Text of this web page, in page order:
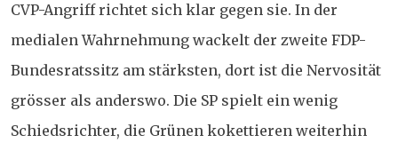
CVP-Angriff richtet sich klar gegen sie. In der
medialen Wahrnehmung wackelt der zweite FDP-
Bundesratssitz am stärksten, dort ist die Nervosität
grösser als anderswo. Die SP spielt ein wenig
Schiedsrichter, die Grünen kokettieren weiterhin